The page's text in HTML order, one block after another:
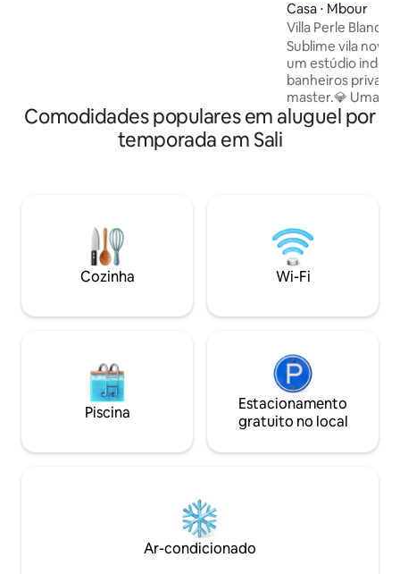
eletricidade Está tudo pronto para uma
estadia inesquecível.
Casa ⋅ Mbour
Villa Perle Blanche
Sublime vila nova
um estúdio
banheiros
master.💎 Uma
magnífica sala
como camas e
Fácil acesso a 30
Blaise Diagne, em
minutos das
minutos de Saly.⭐️
Comodidades populares em aluguel por
temporada em Sali
Cozinha Wi-Fi
Piscina
Estacionamento
gratuito no local
Ar-condicionado